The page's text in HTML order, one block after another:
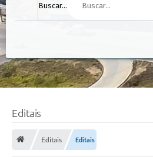
Buscar...
Editais
Editais Editais